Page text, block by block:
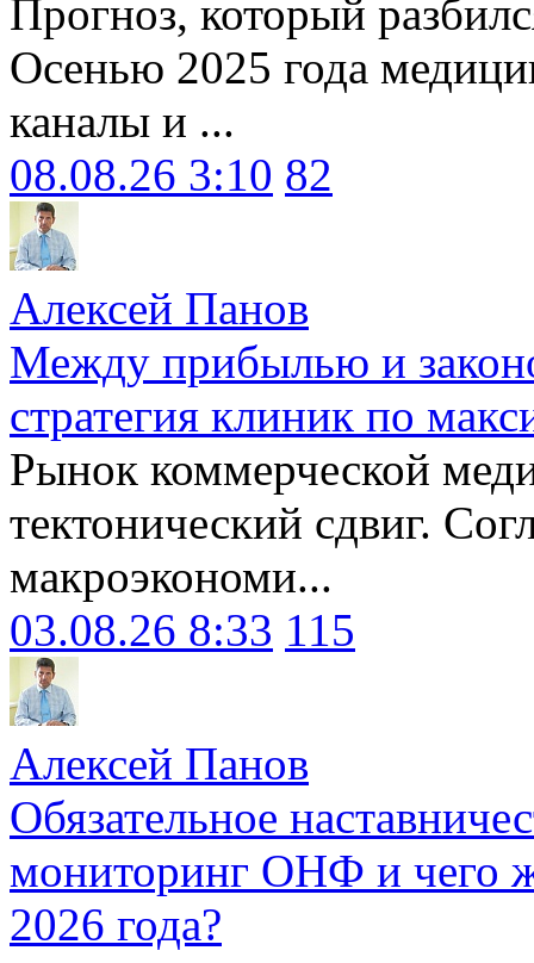
Прогноз, который
Осенью 2025 года
каналы и ...
08.08.26 3:10 82
Алексей Панов
Между прибылью и
стратегия клиник по
Рынок коммерческой
тектонический сдвиг.
макроэкономи...
03.08.26 8:33 115
Алексей Панов
Обязательное
мониторинг ОНФ и чего
2026 года?